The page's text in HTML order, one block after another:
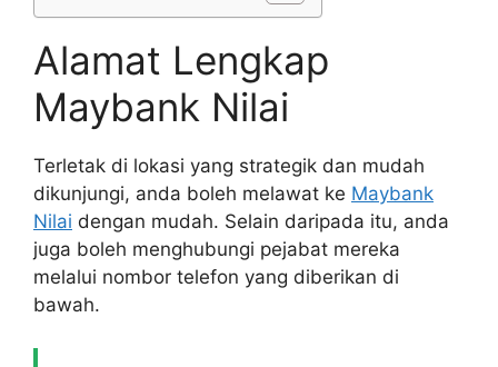
Alamat Lengkap
Maybank Nilai
Terletak di lokasi yang strategik dan mudah
dikunjungi, anda boleh melawat ke Maybank
Nilai dengan mudah. Selain daripada itu, anda
juga boleh menghubungi pejabat mereka
melalui nombor telefon yang diberikan di
bawah.